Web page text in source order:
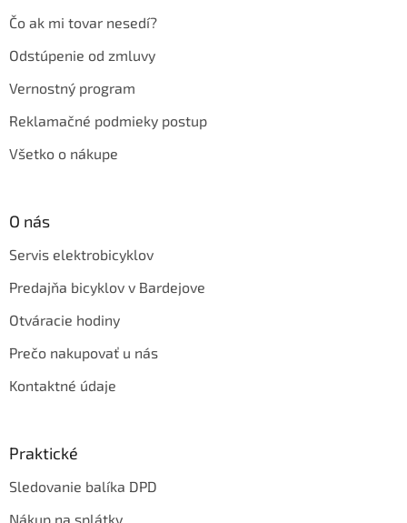
Čo ak mi tovar nesedí?
Odstúpenie od zmluvy
Vernostný program
Reklamačné podmieky postup
Všetko o nákupe
O nás
Servis elektrobicyklov
Predajňa bicyklov v Bardejove
Otváracie hodiny
Prečo nakupovať u nás
Kontaktné údaje
Praktické
Sledovanie balíka DPD
Nákup na splátky